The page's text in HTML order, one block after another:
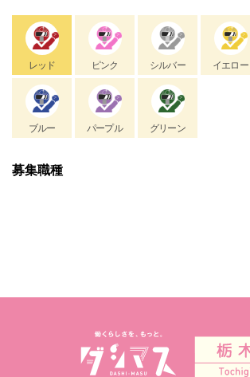
レッド ピンク シルバー イエロー
ブルー パープル グリーン
募集職種